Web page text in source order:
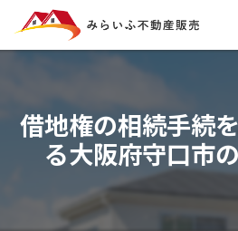
借地権の相続手続
る大阪府守口市